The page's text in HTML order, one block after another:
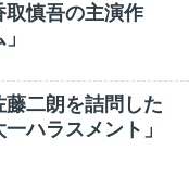
慎吾の主演作
二朗を詰問した
ハラスメント」